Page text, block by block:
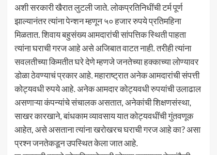
अशी सरकारी खैरात लुटली जाते. लोकप्रतिनिधींची टर्म पूर्ण
झाल्यानंतर त्यांना पेन्शन म्हणून ५० हजार रुपये प्रतिमहिना
मिळतात. शिवाय बहुसंख्य आमदारांची सांपत्तिक स्थिती पाहता
त्यांना घराची गरज आहे असे अजिबात वाटत नाही. तरीही त्यांना
सवलतीच्या किमतीत घरे देणे म्हणजे जनतेच्या हक्काच्या लोण्यावर
डोळा ठेवण्याचं प्रकार आहे. महाराष्ट्रात अनेक आमदारांची संपत्ती
कोट्यवधी रुपये आहे. अनेक आमदार कोट्यवधी रुपयांची उलाढाल
असणाऱ्या कंपन्यांचे संचालक असतात, अनेकांची शिक्षणसंस्था,
साखर कारखाने, बांधकाम व्यावसाय यात कोट्यवधींची गुंतवणूक
आहेत, असे असताना त्यांना खरोखरच घराची गरज आहे का? असा
प्रश्न जनतेकडून उपस्थित केला जात आहे.